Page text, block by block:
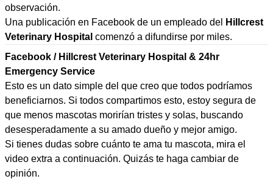
observación.
Una publicación en Facebook de un empleado del
Hillcrest
Veterinary Hospital comenzó a difundirse por miles.
Facebook / Hillcrest Veterinary Hospital & 24hr
Emergency Service
Esto es un dato simple del que creo que todos podríamos
beneficiarnos. Si todos compartimos esto, estoy segura de
que menos mascotas morirían tristes y solas, buscando
desesperadamente a su amado dueño y mejor amigo.
Si tienes dudas sobre cuánto te ama tu mascota, mira el
video extra a continuación. Quizás te haga cambiar de
opinión.